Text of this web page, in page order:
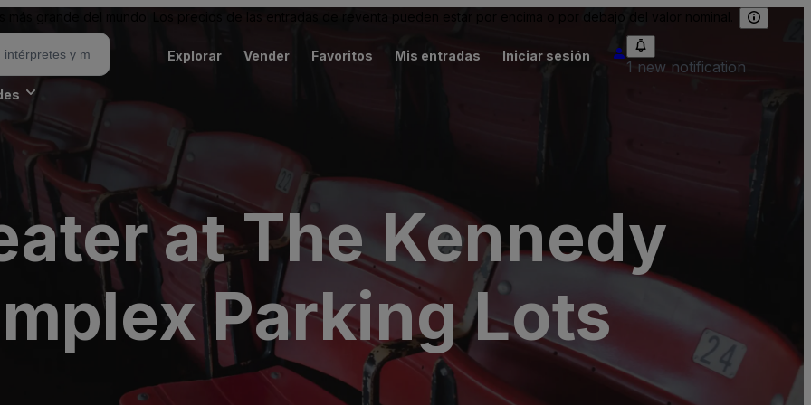
Explorar Vender Favoritos Mis entradas Iniciar sesión
1 new notification
at The Kennedy
Parking Lots